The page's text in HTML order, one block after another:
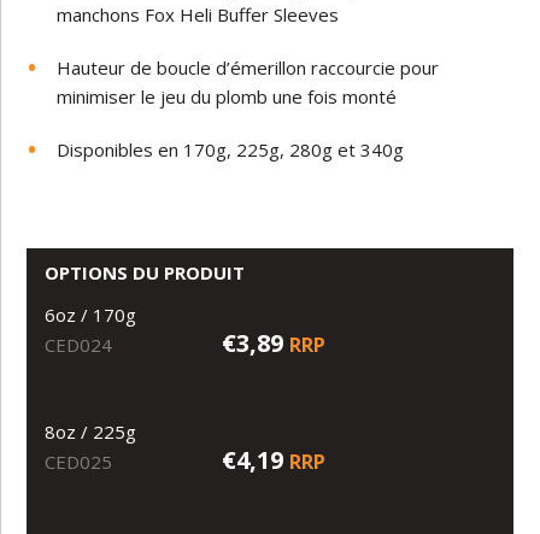
manchons Fox Heli Buffer Sleeves
Hauteur de boucle d’émerillon raccourcie pour
minimiser le jeu du plomb une fois monté
Disponibles en 170g, 225g, 280g et 340g
OPTIONS DU PRODUIT
6oz / 170g
CED024
€3,89 RRP
8oz / 225g
CED025
€4,19 RRP